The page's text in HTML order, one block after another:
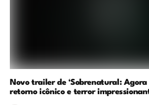
Novo trailer de ‘Sobrenatural: Agora
retorno icônico e terror